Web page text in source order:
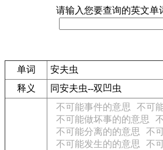
请输入您要查询的英文单
单词
安夫虫
释义
同安夫虫--双凹虫
不可能事件的意思
不可
不可能做坏事的的意思
不可能分离的的意思
不
不可能发生的的意思
不